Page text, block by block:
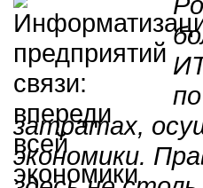
затратах,
экономики.